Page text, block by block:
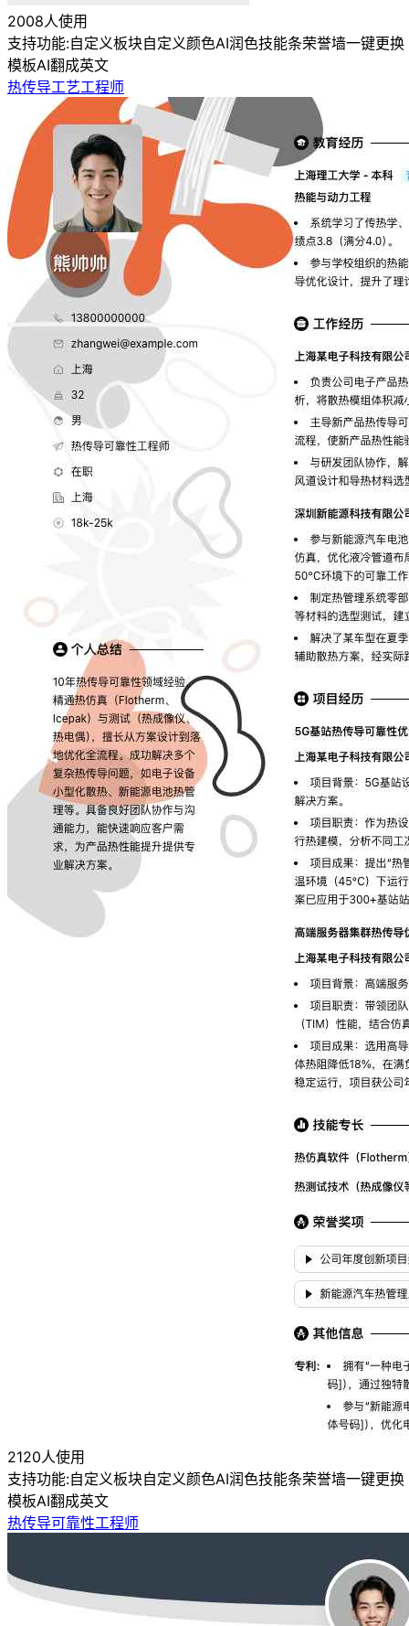
2008人使用
支持功能:自定义板块自定义颜色AI润色技能条荣誉墙一键更换
模板AI翻成英文
热传导工艺工程师
2120人使用
支持功能:自定义板块自定义颜色AI润色技能条荣誉墙一键更换
模板AI翻成英文
热传导可靠性工程师